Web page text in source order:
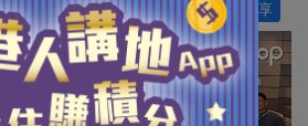
分享
讚好 0